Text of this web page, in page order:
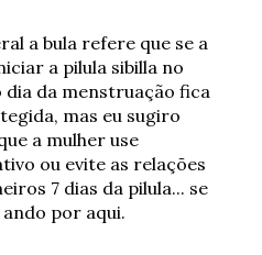
a bula refere que se a
a pilula sibilla no
da menstruação fica
mas eu sugiro
a mulher use
ou evite as relações
7 dias da pilula... se
por aqui.